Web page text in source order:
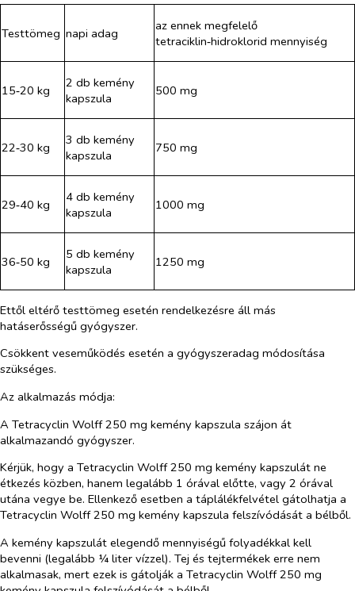
Testtömeg napi adag
az ennek megfelelő
tetraciklin‑hidroklorid mennyiség
15‑20 kg
2 db kemény
kapszula
500 mg
22‑30 kg
3 db kemény
kapszula
750 mg
29‑40 kg
4 db kemény
kapszula
1000 mg
36‑50 kg
5 db kemény
kapszula
1250 mg
Ettől eltérő testtömeg esetén rendelkezésre áll más
hatáserősségű gyógyszer.
Csökkent veseműködés esetén a gyógyszeradag módosítása
szükséges.
Az alkalmazás módja:
A Tetracyclin Wolff 250 mg kemény kapszula szájon át
alkalmazandó gyógyszer.
Kérjük, hogy a Tetracyclin Wolff 250 mg kemény kapszulát ne
étkezés közben, hanem legalább 1 órával előtte, vagy 2 órával
utána vegye be. Ellenkező esetben a táplálékfelvétel gátolhatja a
Tetracyclin Wolff 250 mg kemény kapszula felszívódását a bélből.
A kemény kapszulát elegendő mennyiségű folyadékkal kell
bevenni (legalább ¼ liter vízzel). Tej és tejtermékek erre nem
alkalmasak, mert ezek is gátolják a Tetracyclin Wolff 250 mg